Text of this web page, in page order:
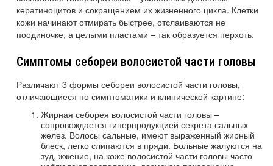
кератиноцитов и сокращением их жизненного цикла. Клетки
кожи начинают отмирать быстрее, отслаиваются не
поодиночке, а целыми пластами – так образуется перхоть.
Симптомы себореи волосистой части головы
Различают 3 формы себореи волосистой части головы,
отличающиеся по симптоматики и клинической картине:
Жирная себорея волосистой части головы –
сопровождается гиперпродукцией секрета сальных
желез. Волосы сальные, имеют выраженный жирный
блеск, легко слипаются в пряди. Больные жалуются на
зуд, жжение, на коже волосистой части головы часто